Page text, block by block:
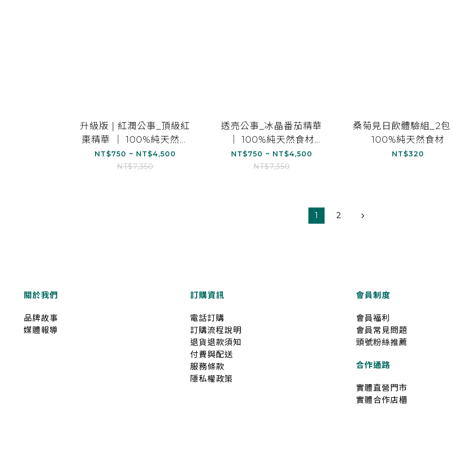
升級版 | 紅潤公事_頂級紅
棗精華 ｜ 100%純天然食
材 (15ml/15包)
NT$750 ~ NT$4,500
NT$7,350
透亮公事_冰晶番茄精華
｜ 100%純天然食材
(15ml/15包)
NT$750 ~ NT$4,500
NT$7,350
桑菊見日飲體驗組_2包
100%純天然食材
NT$320
1 2
關於我們
品牌故事
媒體報導
訂購資訊
電話訂購
訂購流程說明
退貨退款須知
付費與配送
服務條款
隱私權政策
會員制度
會員福利
會員常見問題
頭號粉絲推薦
合作通路
實體直營門市
實體合作店櫃